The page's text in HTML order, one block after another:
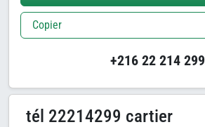
Copier
+216 22 214 299
tél 22214299 cartier